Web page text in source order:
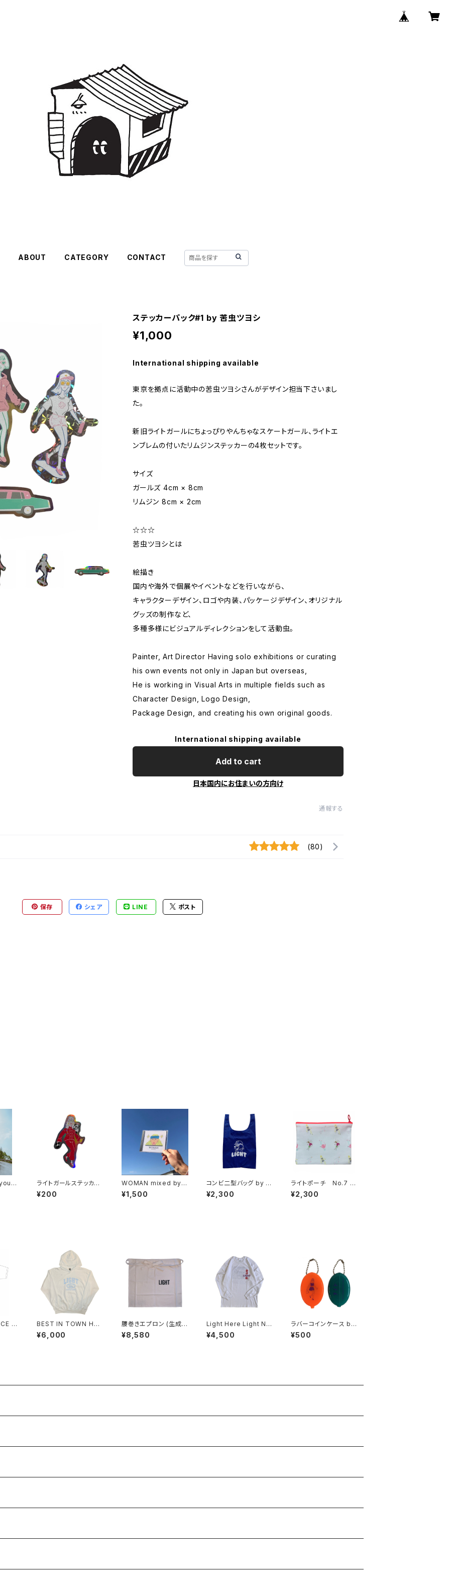
ABOUT CATEGORY CONTACT
ステッカーパック#1 by 苦虫ツヨシ
¥1,000
International shipping available
東京を拠点に活動中の苦虫ツヨシさんがデザイン担当下さいまし
た。
新旧ライトガールにちょっぴりやんちゃなスケートガール、ライトエ
ンブレムの付いたリムジンステッカーの4枚セットです。
サイズ
ガールズ 4cm × 8cm
リムジン 8cm × 2cm
☆☆☆
苦虫ツヨシとは
絵描き
国内や海外で個展やイベントなどを行いながら、
キャラクターデザイン、ロゴや内装、パッケージデザイン、オリジナル
グッズの制作など、
多種多様にビジュアルディレクションをして活動虫。
Painter, Art Director Having solo exhibitions or curating
his own events not only in Japan but overseas,
He is working in Visual Arts in multiple fields such as
Character Design, Logo Design,
Package Design, and creating his own original goods.
International shipping available
Add to cart
日本国内にお住まいの方向け
通報する
(80)
保存 シェア LINE ポスト
ライトガールステッカー
asuka ando ver.
¥200
WOMAN mixed by K
enji Ikeda
¥1,500
コンビ二型バッグ by S
undays Best
¥2,300
ライトポーチ No.7 b
y 苦虫ツヨシ
¥2,300
T
BEST IN TOWN Hoo
die by SUNDAYS BE
ST
¥6,000
腰巻きエプロン (生成
り) / DRESSSEN
¥8,580
Light Here Light No
w Long Sleeve Tee
by Kakuozan Lardar
¥4,500
ラバーコインケース by
苦虫ツヨシ
¥500